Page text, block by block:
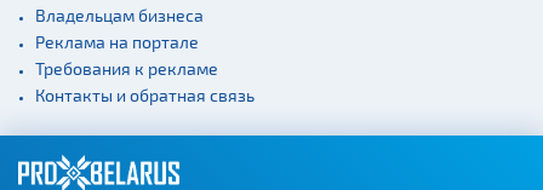
Владельцам бизнеса
Реклама на портале
Требования к рекламе
Контакты и обратная связь